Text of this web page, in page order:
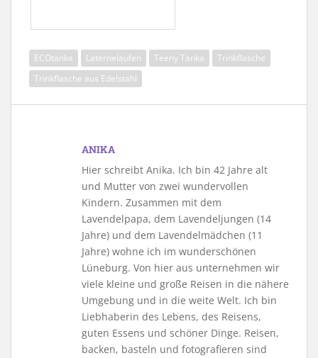
ECOtanka Laternelaufen Teeny Tanka
Trinkflasche
Trinkflasche aus Edelstahl
ANIKA
Hier schreibt Anika. Ich bin 42 Jahre alt
und Mutter von zwei wundervollen
Kindern. Zusammen mit dem
Lavendelpapa, dem Lavendeljungen (14
Jahre) und dem Lavendelmädchen (11
Jahre) wohne ich im wunderschönen
Lüneburg. Von hier aus unternehmen wir
viele kleine und große Reisen in die nähere
Umgebung und in die weite Welt. Ich bin
Liebhaberin des Lebens, des Reisens,
guten Essens und schöner Dinge. Reisen,
backen, basteln und fotografieren sind